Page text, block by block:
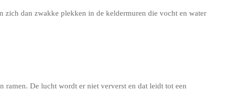
zich dan zwakke plekken in de keldermuren die vocht en water
ramen. De lucht wordt er niet ververst en dat leidt tot een